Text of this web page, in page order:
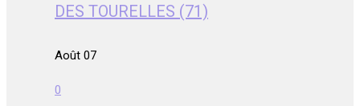
DES TOURELLES (71)
Août 07
0